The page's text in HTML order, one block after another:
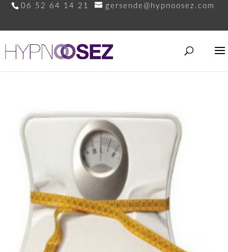
06 52 64 14 21 gersende@hypnoosez.com